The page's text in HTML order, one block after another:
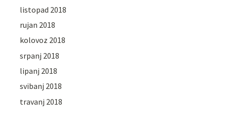
listopad 2018
rujan 2018
kolovoz 2018
srpanj 2018
lipanj 2018
svibanj 2018
travanj 2018